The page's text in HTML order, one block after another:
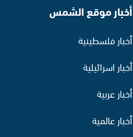
أخبار موقع الشمس
أخبار فلسطينية
أخبار اسرائيلية
أخبار عربية
أخبار عالمية